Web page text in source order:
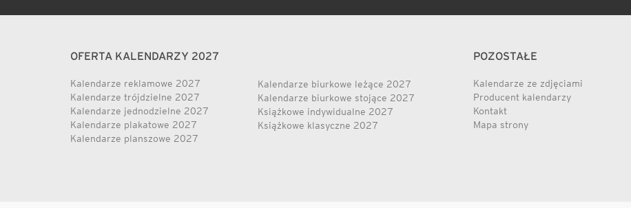
OFERTA KALENDARZY 2027
Kalendarze reklamowe 2027
Kalendarze trójdzielne 2027
Kalendarze jednodzielne 2027
Kalendarze plakatowe 2027
Kalendarze planszowe 2027
Kalendarze biurkowe leżące 2027
Kalendarze biurkowe stojące 2027
Książkowe indywidualne 2027
Książkowe klasyczne 2027
POZOSTAŁE
Kalendarze ze zdjęciami
Producent kalendarzy
Kontakt
Mapa strony